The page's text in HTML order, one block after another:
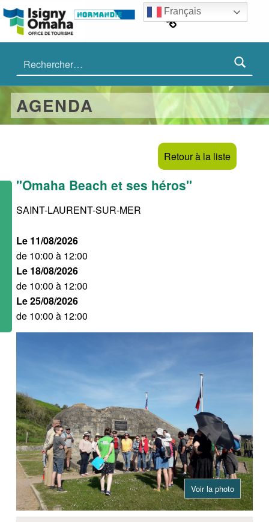
ISIGNY OMAHA TOURISME #IsignyOmaha
AGENDA
Retour à la liste
"Omaha Beach et ses héros"
SAINT-LAURENT-SUR-MER
Le 11/08/2026
de 10:00 à 12:00
Le 18/08/2026
de 10:00 à 12:00
Le 25/08/2026
de 10:00 à 12:00
Voir la photo
Français
Cookies management panel